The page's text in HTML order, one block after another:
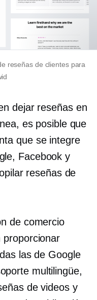
reseñas de clientes para
dejar reseñas en
es posible que
que se integre
Facebook y
reseñas de
de comercio
proporcionar
las de Google
multilingüe,
de videos y